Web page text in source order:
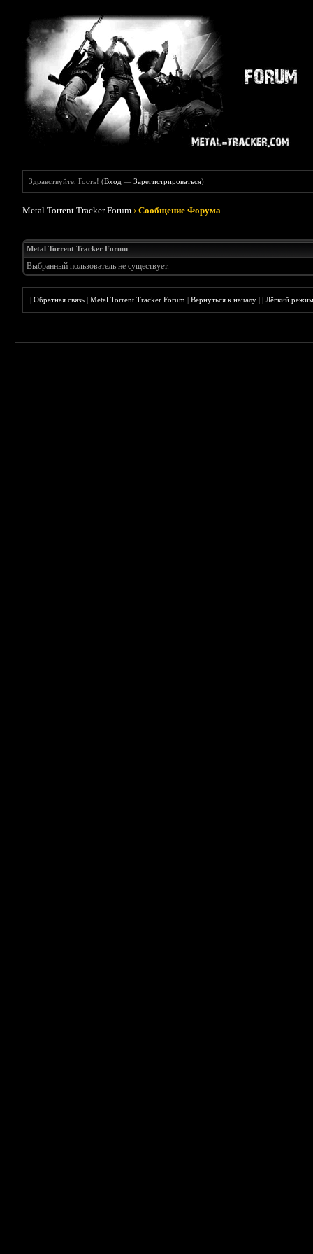
Здравствуйте, Гость! (Вход —Зарегистрироваться)
Metal Torrent Tracker Forum ›Сообщение Форума
Metal Torrent Tracker Forum
Выбранный пользователь не существует.
|Обратная связь |Metal Torrent Tracker Forum |Вернуться к началу ||Лёгкий